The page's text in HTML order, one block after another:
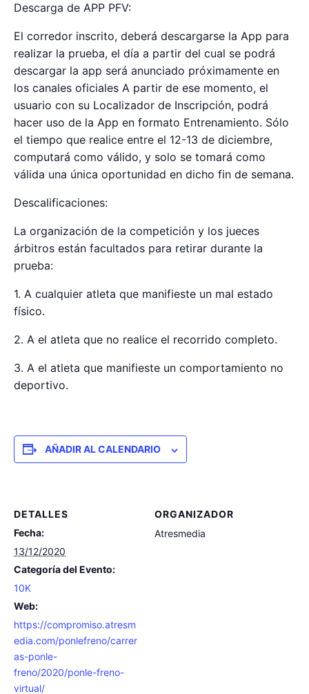
Descarga de APP PFV:
El corredor inscrito, deberá descargarse la App para
realizar la prueba, el día a partir del cual se podrá
descargar la app será anunciado próximamente en
los canales oficiales A partir de ese momento, el
usuario con su Localizador de Inscripción, podrá
hacer uso de la App en formato Entrenamiento. Sólo
el tiempo que realice entre el 12-13 de diciembre,
computará como válido, y solo se tomará como
válida una única oportunidad en dicho fin de semana.
Descalificaciones:
La organización de la competición y los jueces
árbitros están facultados para retirar durante la
prueba:
1. A cualquier atleta que manifieste un mal estado
físico.
2. A el atleta que no realice el recorrido completo.
3. A el atleta que manifieste un comportamiento no
deportivo.
AÑADIR AL CALENDARIO
DETALLES
Fecha:
13/12/2020
Categoría del Evento:
10K
Web:
https://compromiso.atresm
edia.com/ponlefreno/carrer
as-ponle-
freno/2020/ponle-freno-
virtual/
ORGANIZADOR
Atresmedia